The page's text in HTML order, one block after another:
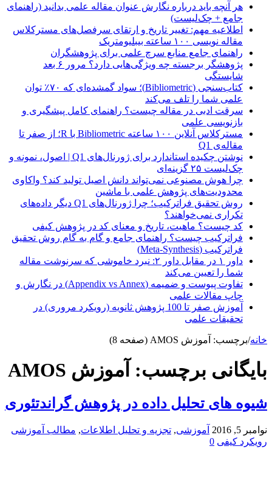
هر آنچه باید درباره نگارش عنوان مقاله علمی بدانید (راهنمای
جامع + چک‌لیست)
اطلاعیه مهم: تغییر تاریخ و ارتقای سرفصل‌های مسترکلاس
مقاله نویسی ۱۰۰ ساعته بیبلیومتریک
راهنمای جامع منابع سرچ علمی برای پژوهشگران
پژوهشگر برجسته چه ویژگی‌هایی دارد؟ مرور ۶ بعد
شایستگی
کتاب‌سنجی (Bibliometric)؛ سواد گمشده‌ای که ۷۰٪ توان
علمی شما را تلف می‌کند
سرقت ادبی در مقاله چیست؟ راهنمای کامل پیشگیری و
بازنویسی علمی
مسترکلاس آنلاین ۱۰۰ ساعته Bibliometric با R؛ از صفر تا
مقاله‌ی Q1
نوشتن چکیده استاندارد برای ژورنال‌های Q1 | اصول، نمونه و
چک‌لیست ۲۵ گزینه‌ای
چرا هوش مصنوعی نمی‌تواند دانش اصیل تولید کند؟ واکاوی
محدودیت‌های پژوهش علمی با ماشین
روش تحقیق فراترکیب؛ چرا ژورنال‌های Q1 دیگر داده‌های
تکراری نمی‌خواهند؟
کد چیست؟ ماهیت، تاریخ و معنای کد در پژوهش کیفی
فراترکیب چیست؟ راهنمای جامع و گام به گام روش تحقیق
فراترکیب (Meta-Synthesis)
داور ۱ در مقابل داور ۲: نبرد خاموشی که سرنوشت مقاله
شما را تعیین می‌کند
تفاوت پیوست و ضمیمه (Appendix vs Annex) در نگارش و
چاپ مقالات علمی
آموزش صفر تا 100 پژوهش ثانویه (رویکرد مروری) در
تحقیقات علمی
خانه/برچسب: آموزش AMOS (صفحه 8)
بایگانی برچسب: آموزش AMOS
شیوه های تحلیل داده در پژوهش گراندتئوری
نوامبر 5, 2016 آموزشی, تجزیه و تحلیل اطلاعات, مطالب آموزشی
رویکرد کیفی 0